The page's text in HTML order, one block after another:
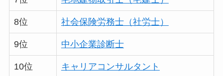
8位 社会保険労務士（社労士）
9位 中小企業診断士
10位 キャリアコンサルタント